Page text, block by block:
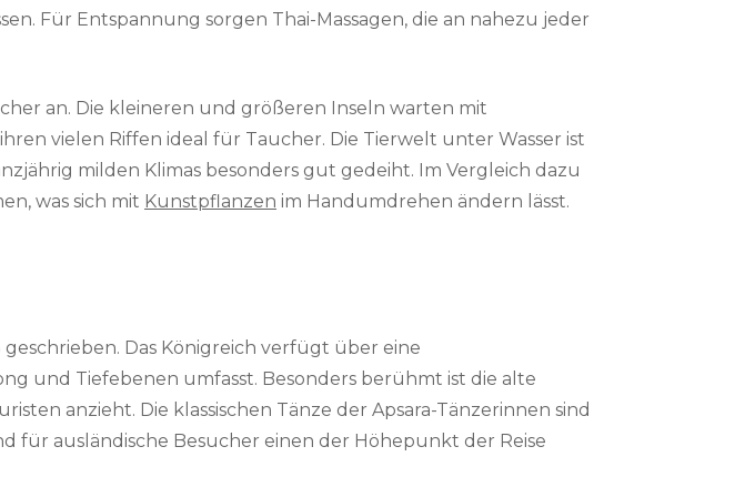
Für Entspannung sorgen Thai-Massagen, die an nahezu jeder
an. Die kleineren und größeren Inseln warten mit
vielen Riffen ideal für Taucher. Die Tierwelt unter Wasser ist
milden Klimas besonders gut gedeiht. Im Vergleich dazu
was sich mit Kunstpflanzen im Handumdrehen ändern lässt.
Das Königreich verfügt über eine
und Tiefebenen umfasst. Besonders berühmt ist die alte
anzieht. Die klassischen Tänze der Apsara-Tänzerinnen sind
für ausländische Besucher einen der Höhepunkt der Reise